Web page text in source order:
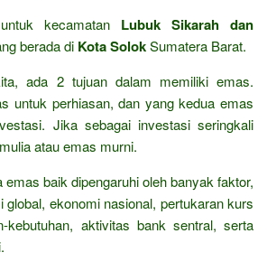
kecamatan Lubuk Sikarah dan
berada di Kota SolokSumatera Barat.
ada 2 tujuan dalam memiliki emas.
untuk perhiasan, dan yang kedua emas
Jika sebagai investasi seringkali
atau emas murni.
emas baik dipengaruhi oleh banyak faktor,
global, ekonomi nasional, pertukaran kurs
kebutuhan, aktivitas bank sentral, serta